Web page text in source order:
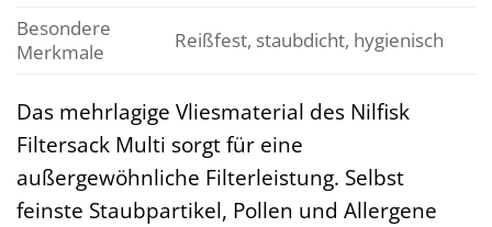
Besondere
Merkmale
Reißfest, staubdicht, hygienisch
Das mehrlagige Vliesmaterial des Nilfisk
Filtersack Multi sorgt für eine
außergewöhnliche Filterleistung. Selbst
feinste Staubpartikel, Pollen und Allergene